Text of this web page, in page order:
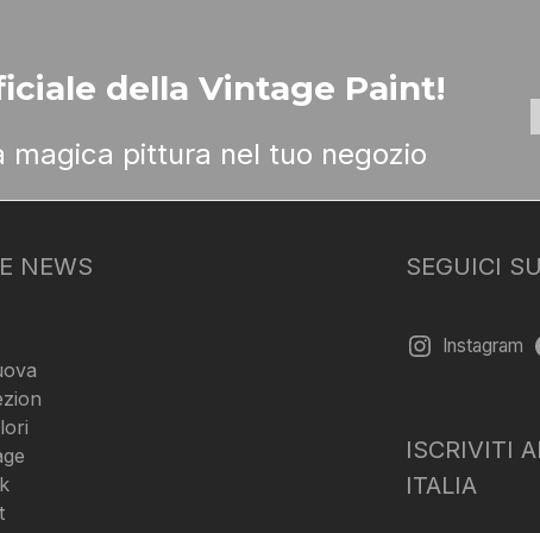
della Vintage Paint!
pittura nel tuo negozio
NEWS SEGUICI
Instagram
ISCRIVITI
ITALIA